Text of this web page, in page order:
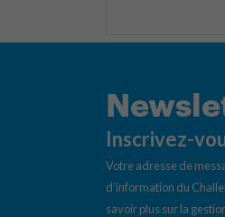
Inscrivez-
Votre adresse de
d’information du
savoir plus sur la